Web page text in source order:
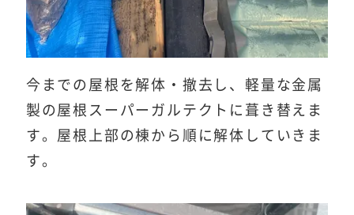
今までの屋根を解体・撤去し、軽量な金属
製の屋根スーパーガルテクトに葺き替えま
す。屋根上部の棟から順に解体していきま
す。